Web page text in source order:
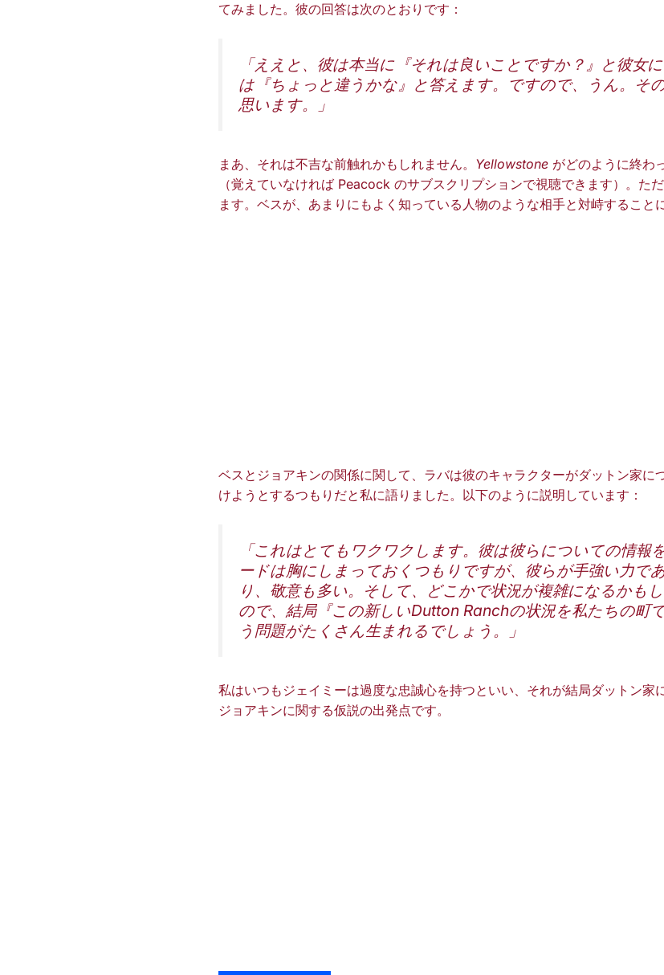
てみました。彼の回答は次のとおりです：
「ええと、彼は本当に『それは良いことですか？』と彼女
は『ちょっと違うかな』と答えます。ですので、うん。そ
思います。」
まあ、それは不吉な前触れかもしれません。 Yellowstone がどのように終わ
（覚えていなければ Peacock のサブスクリプションで視聴できます）。た
ます。ベスが、あまりにもよく知っている人物のような相手と対峙すること
ベスとジョアキンの関係に関して、ラバは彼のキャラクターがダットン家に
けようとするつもりだと私に語りました。以下のように説明しています：
「これはとてもワクワクします。彼は彼らについての情報
ードは胸にしまっておくつもりですが、彼らが手強い力で
り、敬意も多い。そして、どこかで状況が複雑になるかも
ので、結局『この新しいDutton Ranchの状況を私たちの町
う問題がたくさん生まれるでしょう。」
私はいつもジェイミーは過度な忠誠心を持つといい、それが結局ダットン家
ジョアキンに関する仮説の出発点です。